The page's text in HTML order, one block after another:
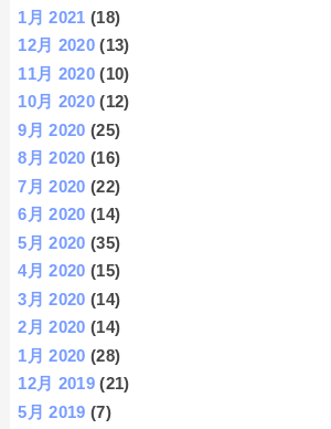
1月 2021 (18)
12月 2020 (13)
11月 2020 (10)
10月 2020 (12)
9月 2020 (25)
8月 2020 (16)
7月 2020 (22)
6月 2020 (14)
5月 2020 (35)
4月 2020 (15)
3月 2020 (14)
2月 2020 (14)
1月 2020 (28)
12月 2019 (21)
5月 2019 (7)